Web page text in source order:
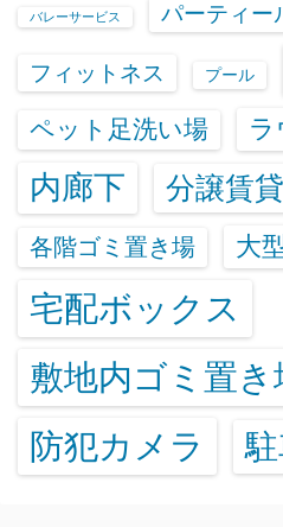
バレーサービス パーティー
フィットネス プール
ペット足洗い場 ラ
内廊下 分譲賃貸
各階ゴミ置き場 大
宅配ボックス
敷地内ゴミ置き
防犯カメラ